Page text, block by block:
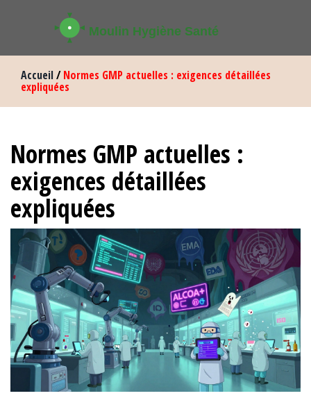
Accueil/Normes GMP actuelles : exigences détaillées
expliquées
Normes GMP actuelles :
exigences détaillées
expliquées